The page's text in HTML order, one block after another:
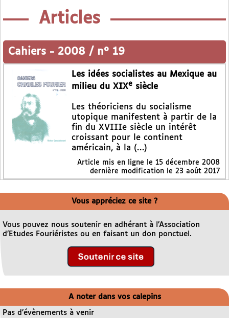
Articles
Cahiers - 2008 / n° 19
Les idées socialistes au Mexique au
milieu du XIXe siècle
Les théoriciens du socialisme
utopique manifestent à partir de la
fin du XVIIIe siècle un intérêt
croissant pour le continent
américain, à la (…)
Article mis en ligne le 15 décembre 2008
dernière modification le 23 août 2017
Vous appréciez ce site ?
Vous pouvez nous soutenir en adhérant à l’Association
d’Etudes Fouriéristes ou en faisant un don ponctuel.
A noter dans vos calepins
Pas d’évènements à venir